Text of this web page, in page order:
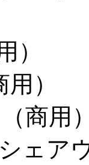
）
）
（商用
ェア